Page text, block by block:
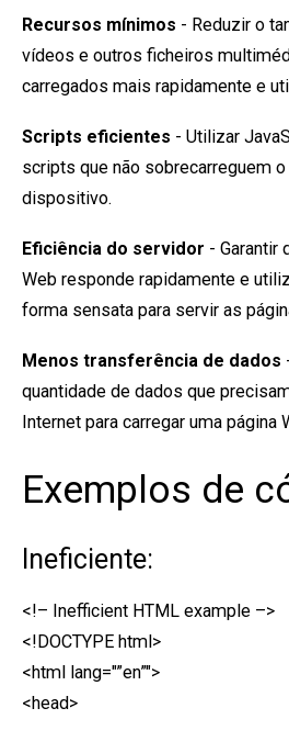
Recursos mínimos - Reduzir o
vídeos e outros ficheiros
carregados mais rapidamente e
Scripts eficientes - Utilizar
scripts que não sobrecarreguem
dispositivo.
Eficiência do servidor - Garantir
Web responde rapidamente e
forma sensata para servir as
Menos transferência de dados
quantidade de dados que
Internet para carregar uma página
Exemplos de
Ineficiente:
<!– Inefficient HTML example –>
<!DOCTYPE html>
<html lang="”en”">
<head>